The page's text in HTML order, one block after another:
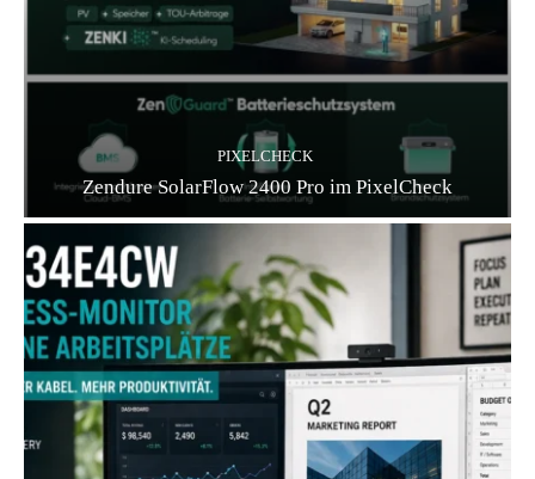
PIXELCHECK
Zendure SolarFlow 2400 Pro im PixelCheck